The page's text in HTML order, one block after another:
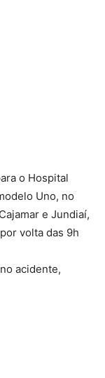
o Hospital
Uno, no
e Jundiaí,
volta das 9h
acidente,